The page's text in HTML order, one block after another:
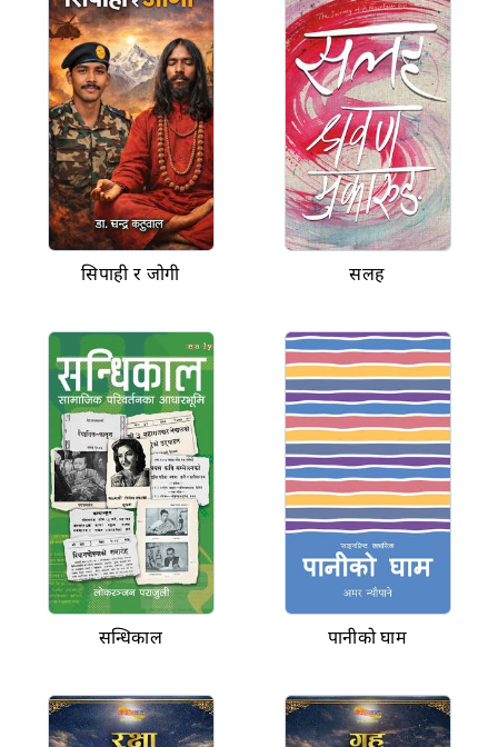
सिपाही र जोगी सलह
सन्धिकाल पानीको घाम